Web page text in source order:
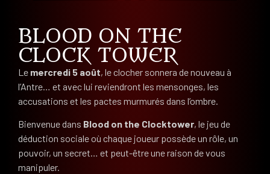
BLOOD ON THE
CLOCK TOWER
Le mercredi 5 août, le clocher sonnera de nouveau à
l’Antre… et avec lui reviendront les mensonges, les
accusations et les pactes murmurés dans l’ombre.
Bienvenue dans Blood on the Clocktower, le jeu de
déduction sociale où chaque joueur possède un rôle, un
pouvoir, un secret… et peut-être une raison de vous
manipuler.